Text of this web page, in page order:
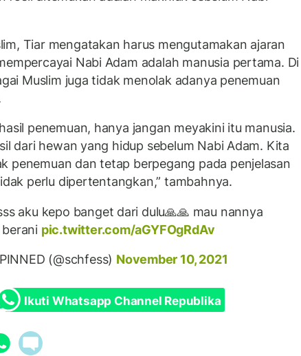
Tiar mengatakan harus mengutamakan ajaran
Nabi Adam adalah manusia pertama. Di
Muslim juga tidak menolak adanya penemuan
penemuan, hanya jangan meyakini itu manusia.
dari hewan yang hidup sebelum Nabi Adam. Kita
penemuan dan tetap berpegang pada penjelasan
perlu dipertentangkan,” tambahnya.
aku kepo banget dari dulu🙏🙏 mau nannya
pic.twitter.com/aGYFOgRdAv
(@schfess) November 10, 2021
Ikuti Whatsapp Channel Republika